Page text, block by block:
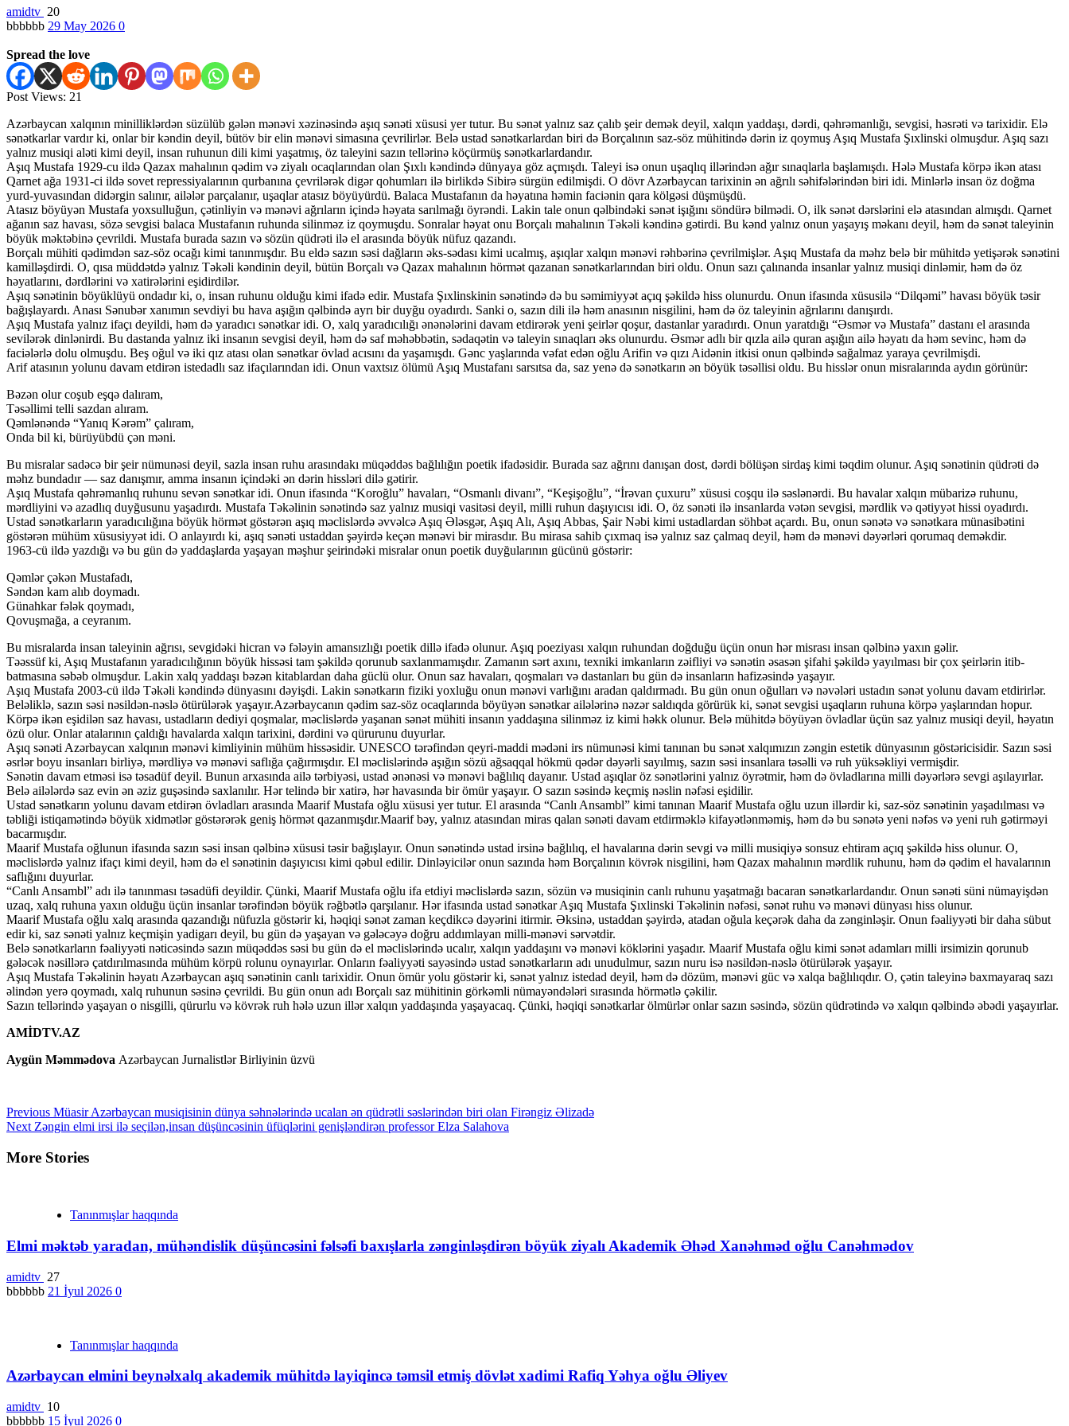
amidtv 20
bbbbbb 29 May 2026 0
Spread the love
Post Views: 21
Azərbaycan xalqının minilliklərdən süzülüb gələn mənəvi xəzinəsində aşıq sənəti xüsusi yer tutur. Bu sənət yalnız saz çalıb şeir demək deyil, xalqın yaddaşı, dərdi, qəhrəmanlığı, sevgisi, həsrəti və tarixidir. Elə
sənətkarlar vardır ki, onlar bir kəndin deyil, bütöv bir elin mənəvi simasına çevrilirlər. Belə ustad sənətkarlardan biri də Borçalının saz-söz mühitində dərin iz qoymuş Aşıq Mustafa Şıxlinski olmuşdur. Aşıq sazı
yalnız musiqi aləti kimi deyil, insan ruhunun dili kimi yaşatmış, öz taleyini sazın tellərinə köçürmüş sənətkarlardandır.
Aşıq Mustafa 1929-cu ildə Qazax mahalının qədim və ziyalı ocaqlarından olan Şıxlı kəndində dünyaya göz açmışdı. Taleyi isə onun uşaqlıq illərindən ağır sınaqlarla başlamışdı. Hələ Mustafa körpə ikən atası
Qarnet ağa 1931-ci ildə sovet repressiyalarının qurbanına çevrilərək digər qohumları ilə birlikdə Sibirə sürgün edilmişdi. O dövr Azərbaycan tarixinin ən ağrılı səhifələrindən biri idi. Minlərlə insan öz doğma
yurd-yuvasından didərgin salınır, ailələr parçalanır, uşaqlar atasız böyüyürdü. Balaca Mustafanın da həyatına həmin faciənin qara kölgəsi düşmüşdü.
Atasız böyüyən Mustafa yoxsulluğun, çətinliyin və mənəvi ağrıların içində həyata sarılmağı öyrəndi. Lakin tale onun qəlbindəki sənət işığını söndürə bilmədi. O, ilk sənət dərslərini elə atasından almışdı. Qarnet
ağanın saz havası, sözə sevgisi balaca Mustafanın ruhunda silinməz iz qoymuşdu. Sonralar həyat onu Borçalı mahalının Təkəli kəndinə gətirdi. Bu kənd yalnız onun yaşayış məkanı deyil, həm də sənət taleyinin
böyük məktəbinə çevrildi. Mustafa burada sazın və sözün qüdrəti ilə el arasında böyük nüfuz qazandı.
Borçalı mühiti qədimdən saz-söz ocağı kimi tanınmışdır. Bu eldə sazın səsi dağların əks-sədası kimi ucalmış, aşıqlar xalqın mənəvi rəhbərinə çevrilmişlər. Aşıq Mustafa da məhz belə bir mühitdə yetişərək sənətini
kamilləşdirdi. O, qısa müddətdə yalnız Təkəli kəndinin deyil, bütün Borçalı və Qazax mahalının hörmət qazanan sənətkarlarından biri oldu. Onun sazı çalınanda insanlar yalnız musiqi dinləmir, həm də öz
həyatlarını, dərdlərini və xatirələrini eşidirdilər.
Aşıq sənətinin böyüklüyü ondadır ki, o, insan ruhunu olduğu kimi ifadə edir. Mustafa Şıxlinskinin sənətində də bu səmimiyyət açıq şəkildə hiss olunurdu. Onun ifasında xüsusilə “Dilqəmi” havası böyük təsir
bağışlayardı. Anası Sənubər xanımın sevdiyi bu hava aşığın qəlbində ayrı bir duyğu oyadırdı. Sanki o, sazın dili ilə həm anasının nisgilini, həm də öz taleyinin ağrılarını danışırdı.
Aşıq Mustafa yalnız ifaçı deyildi, həm də yaradıcı sənətkar idi. O, xalq yaradıcılığı ənənələrini davam etdirərək yeni şeirlər qoşur, dastanlar yaradırdı. Onun yaratdığı “Əsmər və Mustafa” dastanı el arasında
sevilərək dinlənirdi. Bu dastanda yalnız iki insanın sevgisi deyil, həm də saf məhəbbətin, sədaqətin və taleyin sınaqları əks olunurdu. Əsmər adlı bir qızla ailə quran aşığın ailə həyatı da həm sevinc, həm də
faciələrlə dolu olmuşdu. Beş oğul və iki qız atası olan sənətkar övlad acısını da yaşamışdı. Gənc yaşlarında vəfat edən oğlu Arifin və qızı Aidənin itkisi onun qəlbində sağalmaz yaraya çevrilmişdi.
Arif atasının yolunu davam etdirən istedadlı saz ifaçılarından idi. Onun vaxtsız ölümü Aşıq Mustafanı sarsıtsa da, saz yenə də sənətkarın ən böyük təsəllisi oldu. Bu hisslər onun misralarında aydın görünür:
Bəzən olur coşub eşqə dalıram,
Təsəllimi telli sazdan alıram.
Qəmlənəndə “Yanıq Kərəm” çalıram,
Onda bil ki, bürüyübdü çən məni.
Bu misralar sadəcə bir şeir nümunəsi deyil, sazla insan ruhu arasındakı müqəddəs bağlılığın poetik ifadəsidir. Burada saz ağrını danışan dost, dərdi bölüşən sirdaş kimi təqdim olunur. Aşıq sənətinin qüdrəti də
məhz bundadır — saz danışmır, amma insanın içindəki ən dərin hissləri dilə gətirir.
Aşıq Mustafa qəhrəmanlıq ruhunu sevən sənətkar idi. Onun ifasında “Koroğlu” havaları, “Osmanlı divanı”, “Keşişoğlu”, “İrəvan çuxuru” xüsusi coşqu ilə səslənərdi. Bu havalar xalqın mübarizə ruhunu,
mərdliyini və azadlıq duyğusunu yaşadırdı. Mustafa Təkəlinin sənətində saz yalnız musiqi vasitəsi deyil, milli ruhun daşıyıcısı idi. O, öz sənəti ilə insanlarda vətən sevgisi, mərdlik və qətiyyət hissi oyadırdı.
Ustad sənətkarların yaradıcılığına böyük hörmət göstərən aşıq məclislərdə əvvəlcə Aşıq Ələsgər, Aşıq Alı, Aşıq Abbas, Şair Nəbi kimi ustadlardan söhbət açardı. Bu, onun sənətə və sənətkara münasibətini
göstərən mühüm xüsusiyyət idi. O anlayırdı ki, aşıq sənəti ustaddan şəyirdə keçən mənəvi bir mirasdır. Bu mirasa sahib çıxmaq isə yalnız saz çalmaq deyil, həm də mənəvi dəyərləri qorumaq deməkdir.
1963-cü ildə yazdığı və bu gün də yaddaşlarda yaşayan məşhur şeirindəki misralar onun poetik duyğularının gücünü göstərir:
Qəmlər çəkən Mustafadı,
Səndən kam alıb doymadı.
Günahkar fələk qoymadı,
Qovuşmağa, a ceyranım.
Bu misralarda insan taleyinin ağrısı, sevgidəki hicran və fələyin amansızlığı poetik dillə ifadə olunur. Aşıq poeziyası xalqın ruhundan doğduğu üçün onun hər misrası insan qəlbinə yaxın gəlir.
Təəssüf ki, Aşıq Mustafanın yaradıcılığının böyük hissəsi tam şəkildə qorunub saxlanmamışdır. Zamanın sərt axını, texniki imkanların zəifliyi və sənətin əsasən şifahi şəkildə yayılması bir çox şeirlərin itib-
batmasına səbəb olmuşdur. Lakin xalq yaddaşı bəzən kitablardan daha güclü olur. Onun saz havaları, qoşmaları və dastanları bu gün də insanların hafizəsində yaşayır.
Aşıq Mustafa 2003-cü ildə Təkəli kəndində dünyasını dəyişdi. Lakin sənətkarın fiziki yoxluğu onun mənəvi varlığını aradan qaldırmadı. Bu gün onun oğulları və nəvələri ustadın sənət yolunu davam etdirirlər.
Beləliklə, sazın səsi nəsildən-nəslə ötürülərək yaşayır.Azərbaycanın qədim saz-söz ocaqlarında böyüyən sənətkar ailələrinə nəzər saldıqda görürük ki, sənət sevgisi uşaqların ruhuna körpə yaşlarından hopur.
Körpə ikən eşidilən saz havası, ustadların dediyi qoşmalar, məclislərdə yaşanan sənət mühiti insanın yaddaşına silinməz iz kimi həkk olunur. Belə mühitdə böyüyən övladlar üçün saz yalnız musiqi deyil, həyatın
özü olur. Onlar atalarının çaldığı havalarda xalqın tarixini, dərdini və qürurunu duyurlar.
Aşıq sənəti Azərbaycan xalqının mənəvi kimliyinin mühüm hissəsidir. UNESCO tərəfindən qeyri-maddi mədəni irs nümunəsi kimi tanınan bu sənət xalqımızın zəngin estetik dünyasının göstəricisidir. Sazın səsi
əsrlər boyu insanları birliyə, mərdliyə və mənəvi saflığa çağırmışdır. El məclislərində aşığın sözü ağsaqqal hökmü qədər dəyərli sayılmış, sazın səsi insanlara təsəlli və ruh yüksəkliyi vermişdir.
Sənətin davam etməsi isə təsadüf deyil. Bunun arxasında ailə tərbiyəsi, ustad ənənəsi və mənəvi bağlılıq dayanır. Ustad aşıqlar öz sənətlərini yalnız öyrətmir, həm də övladlarına milli dəyərlərə sevgi aşılayırlar.
Belə ailələrdə saz evin ən əziz guşəsində saxlanılır. Hər telində bir xatirə, hər havasında bir ömür yaşayır. O sazın səsində keçmiş nəslin nəfəsi eşidilir.
Ustad sənətkarın yolunu davam etdirən övladları arasında Maarif Mustafa oğlu xüsusi yer tutur. El arasında “Canlı Ansambl” kimi tanınan Maarif Mustafa oğlu uzun illərdir ki, saz-söz sənətinin yaşadılması və
təbliği istiqamətində böyük xidmətlər göstərərək geniş hörmət qazanmışdır.Maarif bəy, yalnız atasından miras qalan sənəti davam etdirməklə kifayətlənməmiş, həm də bu sənətə yeni nəfəs və yeni ruh gətirməyi
bacarmışdır.
Maarif Mustafa oğlunun ifasında sazın səsi insan qəlbinə xüsusi təsir bağışlayır. Onun sənətində ustad irsinə bağlılıq, el havalarına dərin sevgi və milli musiqiyə sonsuz ehtiram açıq şəkildə hiss olunur. O,
məclislərdə yalnız ifaçı kimi deyil, həm də el sənətinin daşıyıcısı kimi qəbul edilir. Dinləyicilər onun sazında həm Borçalının kövrək nisgilini, həm Qazax mahalının mərdlik ruhunu, həm də qədim el havalarının
saflığını duyurlar.
“Canlı Ansambl” adı ilə tanınması təsadüfi deyildir. Çünki, Maarif Mustafa oğlu ifa etdiyi məclislərdə sazın, sözün və musiqinin canlı ruhunu yaşatmağı bacaran sənətkarlardandır. Onun sənəti süni nümayişdən
uzaq, xalq ruhuna yaxın olduğu üçün insanlar tərəfindən böyük rəğbətlə qarşılanır. Hər ifasında ustad sənətkar Aşıq Mustafa Şıxlinski Təkəlinin nəfəsi, sənət ruhu və mənəvi dünyası hiss olunur.
Maarif Mustafa oğlu xalq arasında qazandığı nüfuzla göstərir ki, həqiqi sənət zaman keçdikcə dəyərini itirmir. Əksinə, ustaddan şəyirdə, atadan oğula keçərək daha da zənginləşir. Onun fəaliyyəti bir daha sübut
edir ki, saz sənəti yalnız keçmişin yadigarı deyil, bu gün də yaşayan və gələcəyə doğru addımlayan milli-mənəvi sərvətdir.
Belə sənətkarların fəaliyyəti nəticəsində sazın müqəddəs səsi bu gün də el məclislərində ucalır, xalqın yaddaşını və mənəvi köklərini yaşadır. Maarif Mustafa oğlu kimi sənət adamları milli irsimizin qorunub
gələcək nəsillərə çatdırılmasında mühüm körpü rolunu oynayırlar. Onların fəaliyyəti sayəsində ustad sənətkarların adı unudulmur, sazın nuru isə nəsildən-nəslə ötürülərək yaşayır.
Aşıq Mustafa Təkəlinin həyatı Azərbaycan aşıq sənətinin canlı tarixidir. Onun ömür yolu göstərir ki, sənət yalnız istedad deyil, həm də dözüm, mənəvi güc və xalqa bağlılıqdır. O, çətin taleyinə baxmayaraq sazı
əlindən yerə qoymadı, xalq ruhunun səsinə çevrildi. Bu gün onun adı Borçalı saz mühitinin görkəmli nümayəndələri sırasında hörmətlə çəkilir.
Sazın tellərində yaşayan o nisgilli, qürurlu və kövrək ruh hələ uzun illər xalqın yaddaşında yaşayacaq. Çünki, həqiqi sənətkarlar ölmürlər onlar sazın səsində, sözün qüdrətində və xalqın qəlbində əbədi yaşayırlar.
AMİDTV.AZ
Aygün Məmmədova Azərbaycan Jurnalistlər Birliyinin üzvü
Continue
Reading
Previous Müasir Azərbaycan musiqisinin dünya səhnələrində ucalan ən qüdrətli səslərindən biri olan Firəngiz Əlizadə
Next Zəngin elmi irsi ilə seçilən,insan düşüncəsinin üfüqlərini genişləndirən professor Elza Salahova
More Stories
Tanınmışlar haqqında
Elmi məktəb yaradan, mühəndislik düşüncəsini fəlsəfi baxışlarla zənginləşdirən böyük ziyalı Akademik Əhəd Xanəhməd oğlu Canəhmədov
amidtv 27
bbbbbb 21 İyul 2026 0
Tanınmışlar haqqında
Azərbaycan elmini beynəlxalq akademik mühitdə layiqincə təmsil etmiş dövlət xadimi Rafiq Yəhya oğlu Əliyev
amidtv 10
bbbbbb 15 İyul 2026 0